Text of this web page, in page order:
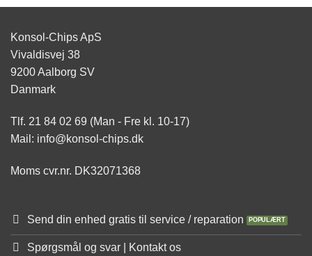
Konsol-Chips ApS
Vivaldisvej 38
9200 Aalborg SV
Danmark
Tlf. 21 84 02 69 (Man - Fre kl. 10-17)
Mail: info@konsol-chips.dk
Moms cvr.nr. DK32071368
Send din enhed gratis til service / reparation
Spørgsmål og svar | Kontakt os